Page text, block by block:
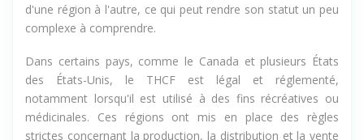
d'une région à l'autre, ce qui peut rendre son statut un peu
complexe à comprendre.
Dans certains pays, comme le Canada et plusieurs États
des États-Unis, le THCF est légal et réglementé,
notamment lorsqu'il est utilisé à des fins récréatives ou
médicinales. Ces régions ont mis en place des règles
strictes concernant la production, la distribution et la vente